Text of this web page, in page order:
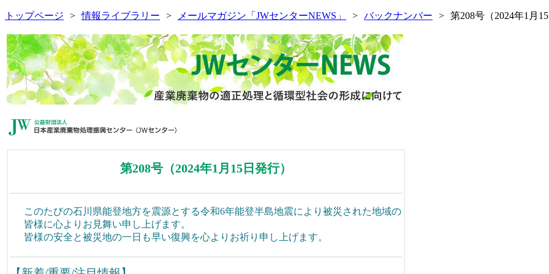
トップページ 情報ライブラリー メールマガジン「JWセンターNEWS」 バックナンバー 第208号（2024年1月15
第208号（2024年1月15日発行）
このたびの石川県能登地方を震源とする令和6年能登半島地震により被災された地域の
皆様に心よりお見舞い申し上げます。
皆様の安全と被災地の一日も早い復興を心よりお祈り申し上げます。